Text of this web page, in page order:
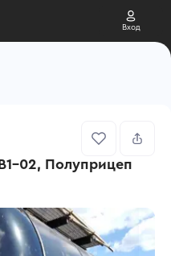
Вход
02, Полуприцеп